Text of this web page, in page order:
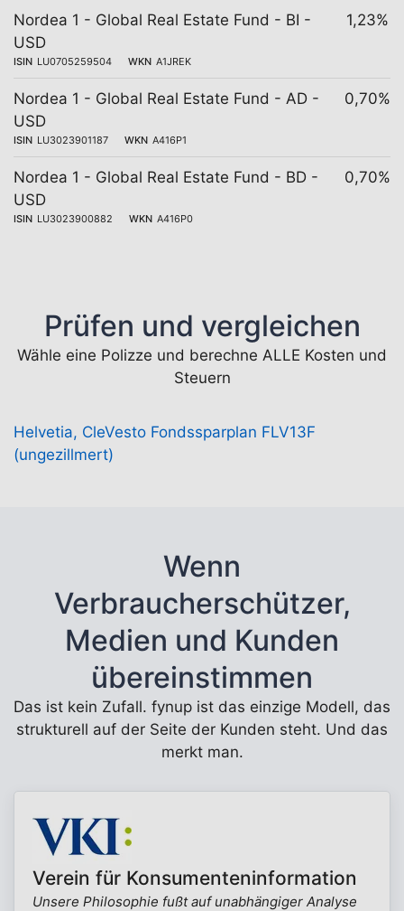
Nordea 1 - Global Real Estate Fund - BI -
USD
ISIN LU0705259504 WKN A1JREK
1,23%
Nordea 1 - Global Real Estate Fund - AD -
USD
ISIN LU3023901187 WKN A416P1
0,70%
Nordea 1 - Global Real Estate Fund - BD -
USD
ISIN LU3023900882 WKN A416P0
0,70%
Prüfen und vergleichen
Wähle eine Polizze und berechne ALLE Kosten und
Steuern
Helvetia, CleVesto Fondssparplan FLV13F
(ungezillmert)
Wenn
Verbraucherschützer,
Medien und Kunden
übereinstimmen
Das ist kein Zufall. fynup ist das einzige Modell, das
strukturell auf der Seite der Kunden steht. Und das
merkt man.
Verein für Konsumenteninformation
Unsere Philosophie fußt auf unabhängiger Analyse